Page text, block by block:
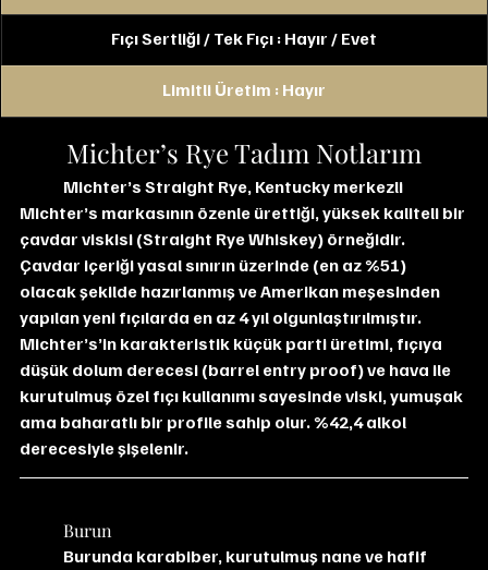
Fıçı Sertliği / Tek Fıçı : Hayır / Evet
Limitli Üretim : Hayır
Michter’s Rye Tadım Notlarım
Michter’s Straight Rye, Kentucky merkezli
Michter’s markasının özenle ürettiği, yüksek kaliteli bir
çavdar viskisi (Straight Rye Whiskey) örneğidir.
Çavdar içeriği yasal sınırın üzerinde (en az %51)
olacak şekilde hazırlanmış ve Amerikan meşesinden
yapılan yeni fıçılarda en az 4 yıl olgunlaştırılmıştır.
Michter’s’in karakteristik küçük parti üretimi, fıçıya
düşük dolum derecesi (barrel entry proof) ve hava ile
kurutulmuş özel fıçı kullanımı sayesinde viski, yumuşak
ama baharatlı bir profile sahip olur. %42,4 alkol
derecesiyle şişelenir.
	Burun